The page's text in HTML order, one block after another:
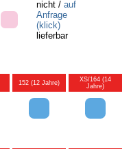
nicht /auf
Anfrage
(klick)
lieferbar
152 (12 Jahre)
XS/164 (14
Jahre)